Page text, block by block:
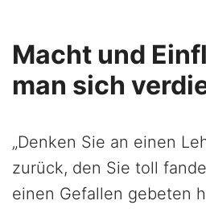
Macht und
man sich
„Denken Sie an einen
zurück, den Sie toll
einen Gefallen gebeten